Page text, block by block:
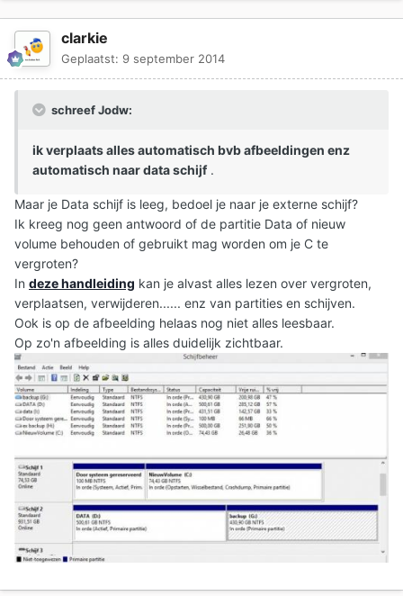
clarkie
Geplaatst: 9 september 2014
schreef Jodw:
ik verplaats alles automatisch bvb afbeeldingen enz
automatisch naar data schijf.
Maar je Data schijf is leeg, bedoel je naar je externe schijf?
Ik kreeg nog geen antwoord of de partitie Data of nieuw
volume behouden of gebruikt mag worden om je C te
vergroten?
In deze handleiding kan je alvast alles lezen over vergroten,
verplaatsen, verwijderen...... enz van partities en schijven.
Ook is op de afbeelding helaas nog niet alles leesbaar.
Op zo'n afbeelding is alles duidelijk zichtbaar.